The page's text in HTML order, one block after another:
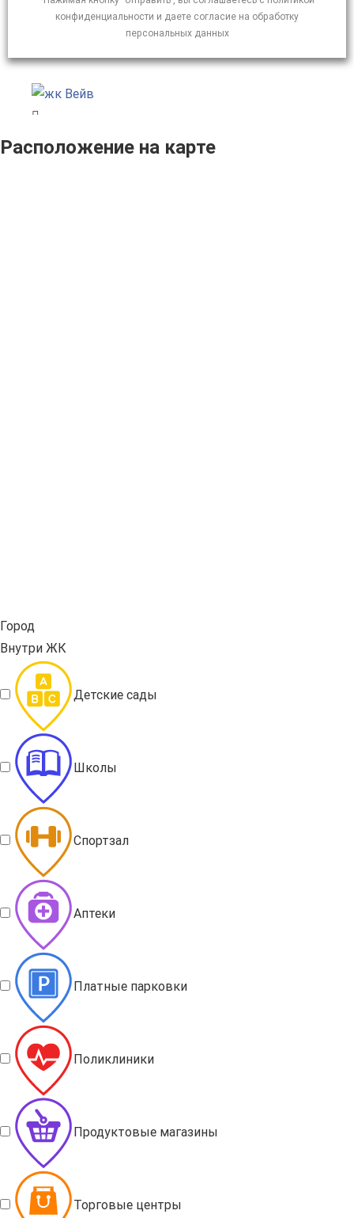
конфиденциальности и даете согласие на обработку
персональных данных
Расположение на карте
Город
Внутри ЖК
Детские сады
Школы
Спортзал
Аптеки
Платные парковки
Поликлиники
Продуктовые магазины
Торговые центры